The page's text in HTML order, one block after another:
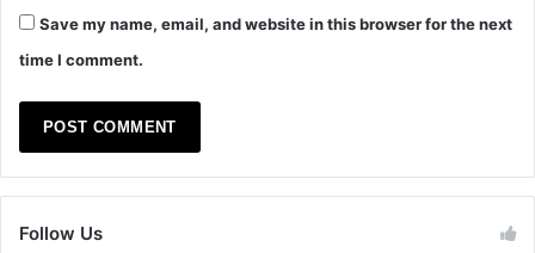
Save my name, email, and website in this browser for the next
time I comment.
Follow Us